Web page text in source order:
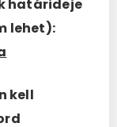
határideje
lehet):
kell